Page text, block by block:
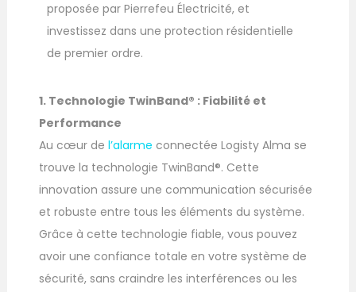
proposée par Pierrefeu Électricité, et
investissez dans une protection résidentielle
de premier ordre.
1. Technologie TwinBand® : Fiabilité et
Performance
Au cœur del’alarme connectée Logisty Alma se
trouve la technologie TwinBand®. Cette
innovation assure une communication sécurisée
et robuste entre tous les éléments du système.
Grâce à cette technologie fiable, vous pouvez
avoir une confiance totale en votre système de
sécurité, sans craindre les interférences ou les